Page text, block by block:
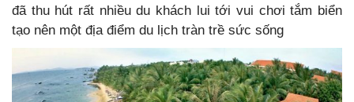
đã thu hút rất nhiều du khách lui tới vui chơi tắm biển
tạo nên một địa điểm du lịch tràn trề sức sống